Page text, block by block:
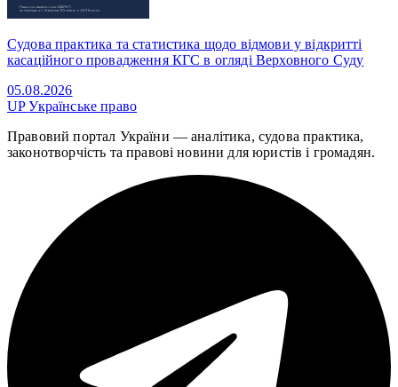
Судова практика та статистика щодо відмови у відкритті
касаційного провадження КГС в огляді Верховного Суду
05.08.2026
UPУкраїнське право
Правовий портал України — аналітика, судова практика,
законотворчість та правові новини для юристів і громадян.